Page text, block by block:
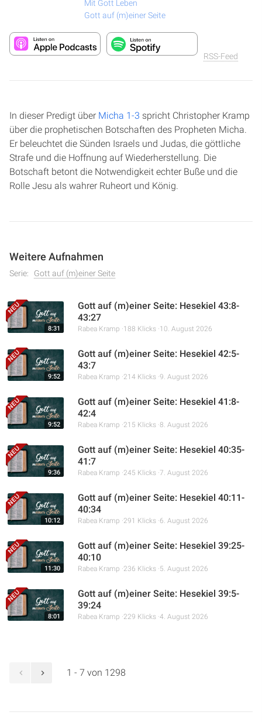
Mit Gott Leben
Gott auf (m)einer Seite
RSS-Feed
In dieser Predigt über Micha 1-3 spricht Christopher Kramp
über die prophetischen Botschaften des Propheten Micha.
Er beleuchtet die Sünden Israels und Judas, die göttliche
Strafe und die Hoffnung auf Wiederherstellung. Die
Botschaft betont die Notwendigkeit echter Buße und die
Rolle Jesu als wahrer Ruheort und König.
Weitere Aufnahmen
Serie: Gott auf (m)einer Seite
8:31
Gott auf (m)einer Seite: Hesekiel 43:8-
43:27
Rabea Kramp 188 Klicks 10. August 2026
9:52
Gott auf (m)einer Seite: Hesekiel 42:5-
43:7
Rabea Kramp 214 Klicks 9. August 2026
9:52
Gott auf (m)einer Seite: Hesekiel 41:8-
42:4
Rabea Kramp 215 Klicks 8. August 2026
9:36
Gott auf (m)einer Seite: Hesekiel 40:35-
41:7
Rabea Kramp 245 Klicks 7. August 2026
10:12
Gott auf (m)einer Seite: Hesekiel 40:11-
40:34
Rabea Kramp 291 Klicks 6. August 2026
11:30
Gott auf (m)einer Seite: Hesekiel 39:25-
40:10
Rabea Kramp 236 Klicks 5. August 2026
8:01
Gott auf (m)einer Seite: Hesekiel 39:5-
39:24
Rabea Kramp 229 Klicks 4. August 2026
1 - 7 von 1298